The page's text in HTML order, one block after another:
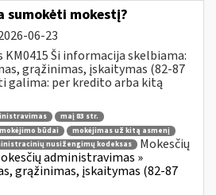
sumokėti mokestį?
06-23
Ši informacija skelbiama:
grąžinimas, įskaitymas (82-87
galima: per kredito arba kitą
maį 83 str.
būdai
mokėjimas už kitą asmenį
nusižengimų kodeksas
Mokesčių
administravimas »
grąžinimas, įskaitymas (82-87